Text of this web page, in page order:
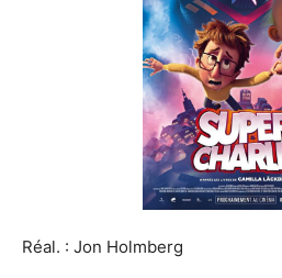
Réal. : Jon Holmberg